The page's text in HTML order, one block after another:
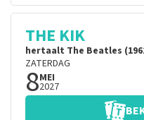
THE KIK
hertaalt The Beatles
ZATERDAG
8MEI
2027